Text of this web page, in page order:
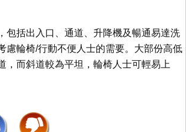
包括出入口、通道、升降機及暢通易達洗
慮輪椅/行動不便人士的需要。大部份高低
，而斜道較為平坦，輪椅人士可輕易上